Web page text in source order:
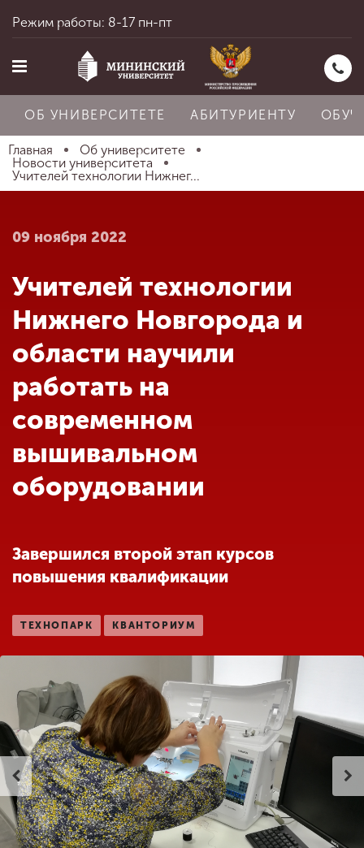
Главная
Абитуриенту
Обучение
Наука
Международная
деятельность
Другие виды
деятельности
Студенческая жизнь
Сведения об
образовательной
организации
ENG SPN CHI
Режим работы: 8-17 пн-пт
ОБ УНИВЕРСИТЕТЕ АБИТУРИЕНТУ
Главная
Об университете
Новости университета
Учителей технологии Нижнег...
09 ноября 2022
Учителей технологии
Нижнего Новгорода и
области научили
работать на
современном
вышивальном
оборудовании
Завершился второй этап курсов
повышения квалификации
ТЕХНОПАРК КВАНТОРИУМ